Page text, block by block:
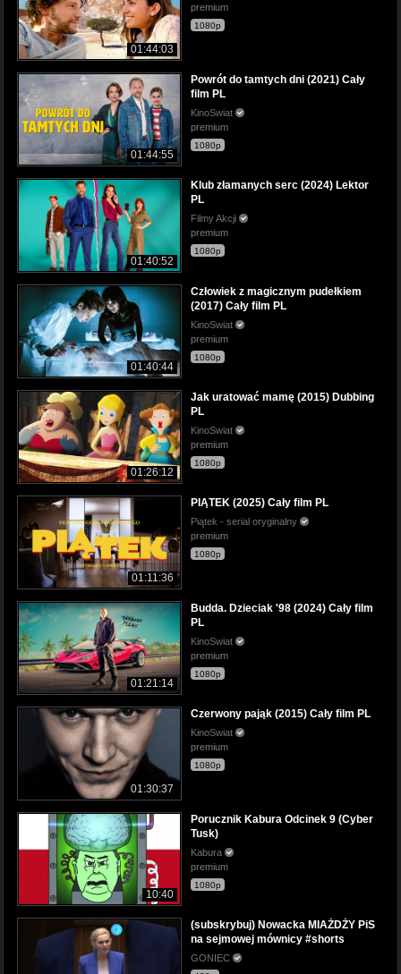
01:44:03
premium
1080p
01:44:55
Powrót do tamtych dni (2021) Cały
film PL
KinoSwiat
premium
1080p
01:40:52
Klub złamanych serc (2024) Lektor
PL
Filmy Akcji
premium
1080p
01:40:44
Człowiek z magicznym pudełkiem
(2017) Cały film PL
KinoSwiat
premium
1080p
01:26:12
Jak uratować mamę (2015) Dubbing
PL
KinoSwiat
premium
1080p
01:11:36
PIĄTEK (2025) Cały film PL
Piątek - serial oryginalny
premium
1080p
01:21:14
Budda. Dzieciak '98 (2024) Cały film
PL
KinoSwiat
premium
1080p
01:30:37
Czerwony pająk (2015) Cały film PL
KinoSwiat
premium
1080p
10:40
Porucznik Kabura Odcinek 9 (Cyber
Tusk)
Kabura
premium
1080p
(subskrybuj) Nowacka MIAŻDŻY PiS
na sejmowej mównicy #shorts
GONIEC